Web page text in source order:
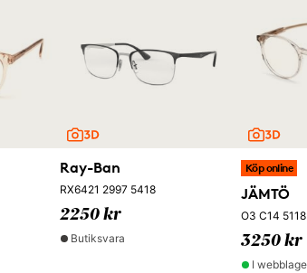
Ray-Ban
RX6421 2997 5418
2250 kr
Butiksvara
Köp online
JÄMTÖ
O3 C14 5118
3250 kr
I